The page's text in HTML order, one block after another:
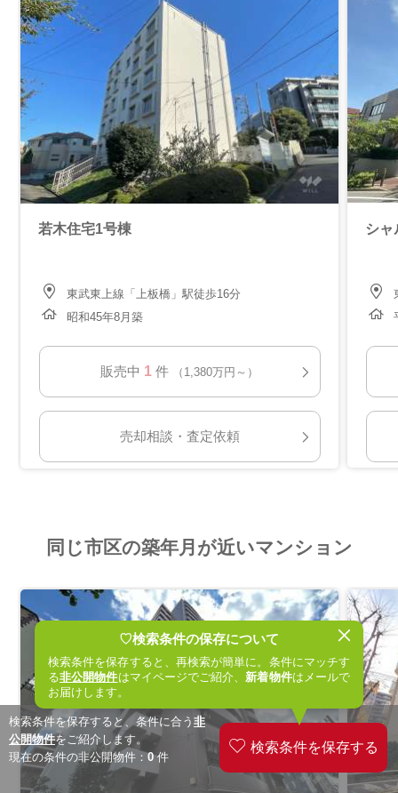
♡検索条件の保存について
検索条件を保存すると、再検索が簡単に。条件にマッチす
る非公開物件はマイページでご紹介、新着物件はメールで
お届けします。
検索条件を保存すると、条件に合う 非
公開物件をご紹介します。
現在の条件の非公開物件： 0件
若木住宅1号棟
東武東上線「上板橋」駅徒歩16分
昭和45年8月築
販売中 1 件 （1,380万円～）
売却相談・査定依頼
シャ
同じ市区の築年月が近いマンション